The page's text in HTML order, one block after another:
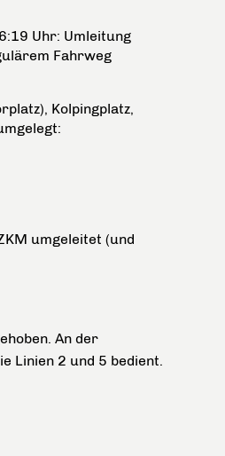
Uhr: Umleitung
Fahrweg
Kolpingplatz,
umgeleitet (und
An der
Linien 2 und 5 bedient.